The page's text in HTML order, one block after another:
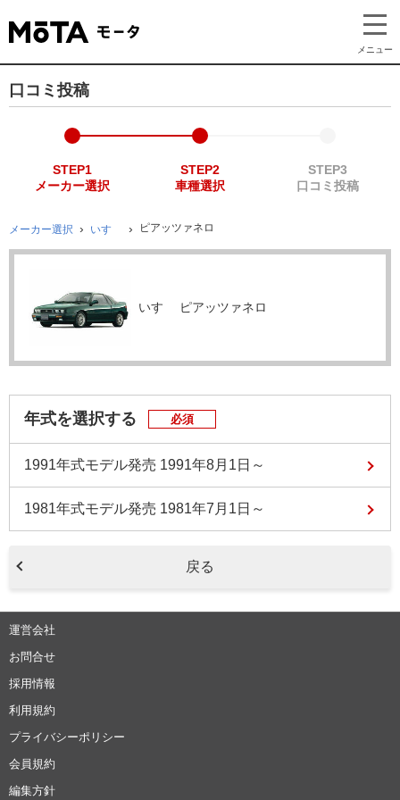
メニュー
口コミ投稿
STEP1
メーカー選択
STEP2
車種選択
STEP3
口コミ投稿
メーカー選択 いすゞ ピアッツァネロ
いすゞ ピアッツァネロ
年式を選択する 必須
1991年式モデル発売 1991年8月1日～
1981年式モデル発売 1981年7月1日～
戻る
運営会社
お問合せ
採用情報
利用規約
プライバシーポリシー
会員規約
編集方針